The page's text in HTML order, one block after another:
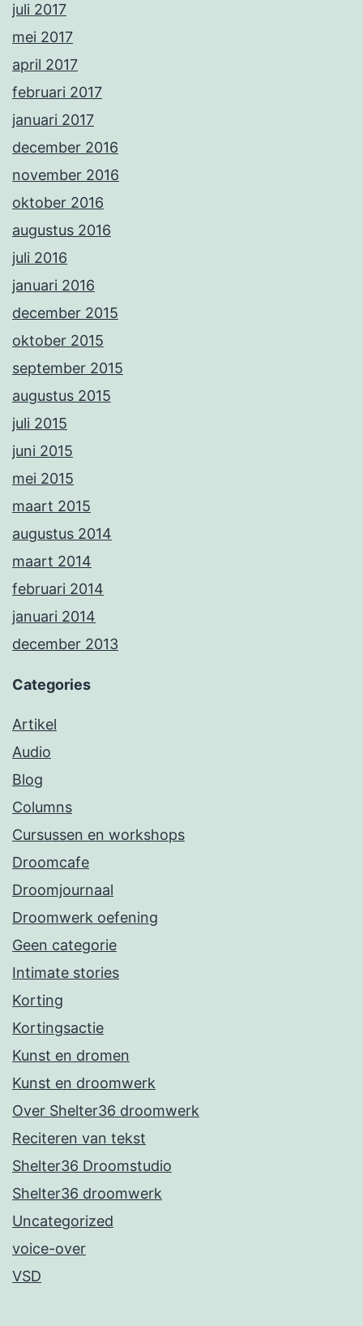
juli 2017
mei 2017
april 2017
februari 2017
januari 2017
december 2016
november 2016
oktober 2016
augustus 2016
juli 2016
januari 2016
december 2015
oktober 2015
september 2015
augustus 2015
juli 2015
juni 2015
mei 2015
maart 2015
augustus 2014
maart 2014
februari 2014
januari 2014
december 2013
Categories
Artikel
Audio
Blog
Columns
Cursussen en workshops
Droomcafe
Droomjournaal
Droomwerk oefening
Geen categorie
Intimate stories
Korting
Kortingsactie
Kunst en dromen
Kunst en droomwerk
Over Shelter36 droomwerk
Reciteren van tekst
Shelter36 Droomstudio
Shelter36 droomwerk
Uncategorized
voice-over
VSD